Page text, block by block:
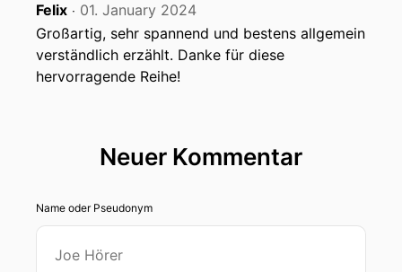
Felix ‧ 01. January 2024
Großartig, sehr spannend und bestens allgemein
verständlich erzählt. Danke für diese
hervorragende Reihe!
Neuer Kommentar
Name oder Pseudonym